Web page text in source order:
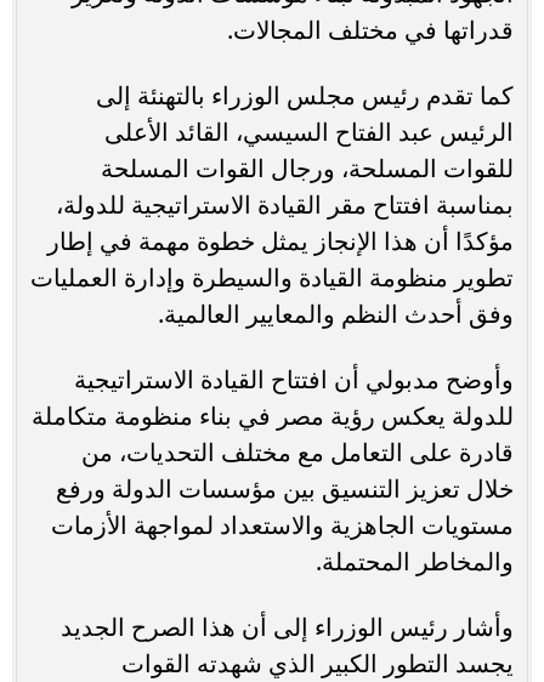
قدراتها في مختلف المجالات.
كما تقدم رئيس مجلس الوزراء بالتهنئة إلى
الرئيس عبد الفتاح السيسي، القائد الأعلى
للقوات المسلحة، ورجال القوات المسلحة
بمناسبة افتتاح مقر القيادة الاستراتيجية للدولة،
مؤكدًا أن هذا الإنجاز يمثل خطوة مهمة في إطار
تطوير منظومة القيادة والسيطرة وإدارة العمليات
وفق أحدث النظم والمعايير العالمية.
وأوضح مدبولي أن افتتاح القيادة الاستراتيجية
للدولة يعكس رؤية مصر في بناء منظومة متكاملة
قادرة على التعامل مع مختلف التحديات، من
خلال تعزيز التنسيق بين مؤسسات الدولة ورفع
مستويات الجاهزية والاستعداد لمواجهة الأزمات
والمخاطر المحتملة.
وأشار رئيس الوزراء إلى أن هذا الصرح الجديد
يجسد التطور الكبير الذي شهدته القوات